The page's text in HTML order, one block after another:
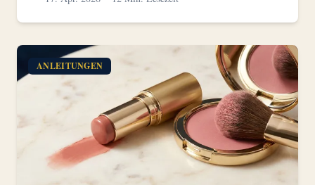
ANLEITUNGEN